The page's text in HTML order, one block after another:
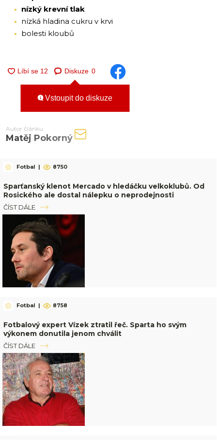
nízký krevní tlak
nízká hladina cukru v krvi
bolesti kloubů
Diskuze 0
Vstoupit do diskuze
Autor článku
Matěj Pokorný
Fotbal | 8750
Sparťanský klenot Mercado v hledáčku velkoklubů. Od
Rosického ale dostal nálepku o neprodejnosti
ČÍST DÁLE
Fotbal | 8758
Fotbalový expert Vízek ztratil řeč. Sparta ho svým
výkonem donutila jenom chválit
ČÍST DÁLE